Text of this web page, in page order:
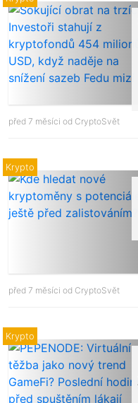
před 7 měsíci od CryptoSvět
Krypto
před 7 měsíci od CryptoSvět
Krypto